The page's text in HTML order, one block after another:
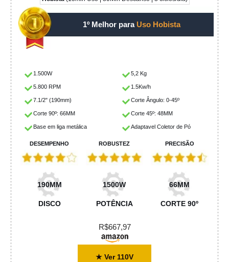
1º Melhor para Uso Hobista
1.500W 5,2 Kg
5.800 RPM 1.5Kw/h
7.1/2" (190mm) Corte Ângulo: 0-45º
Corte 90º: 66MM Corte 45º: 48MM
Base em liga metálica Adaptavel Coletor de Pó
DESEMPENHO ROBUSTEZ PRECISÃO
190MM
DISCO
1500W
POTÊNCIA
66MM
CORTE 90º
R$667,97
★ Ver 110V